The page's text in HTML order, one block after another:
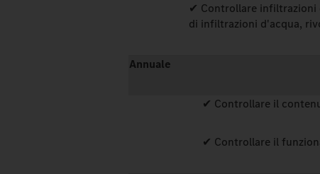
✔ Controllare infiltrazioni
di infiltrazioni d'acqua,
Annuale
✔ Controllare il
✔ Controllare il